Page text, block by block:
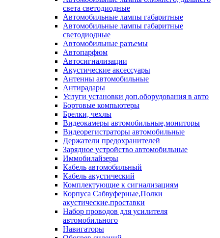
света светодиодные
Автомобильные лампы габаритные
Автомобильные лампы габаритные
светодиодные
Автомобильные разъемы
Автопарфюм
Автосигнализации
Акустические аксессуары
Антенны автомобильные
Антирадары
Услуги установки доп.оборудования в авто
Бортовые компьютеры
Брелки, чехлы
Видеокамеры автомобильные,мониторы
Видеорегистраторы автомобильные
Держатели предохранителей
Зарядное устройство автомобильные
Иммобилайзеры
Кабель автомобильный
Кабель акустический
Комплектующие к сигнализациям
Корпуса Сабвуферные,Полки
акустические,проставки
Набор проводов для усилителя
автомобильного
Навигаторы